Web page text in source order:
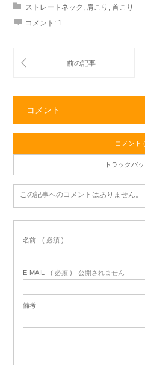
ストレートネック
肩こり
首こり
コメント: 1
コメント
コメント
トラックバ
この記事へのコメントはありません。
名前 ( 必須 )
E-MAIL ( 必須 ) - 公開されません -
備考